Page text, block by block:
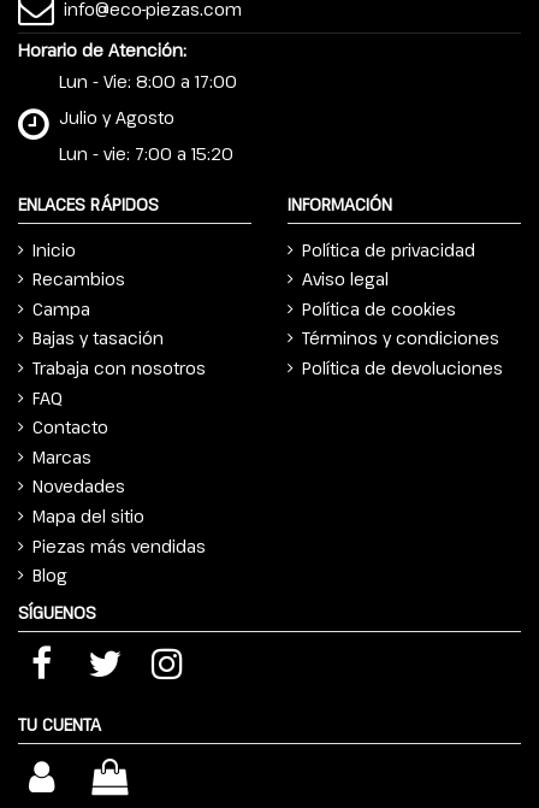
info@eco-piezas.com
Horario de Atención:
Lun - Vie: 8:00 a 17:00
Julio y Agosto
Lun - vie: 7:00 a 15:20
ENLACES RÁPIDOS
Inicio
Recambios
Campa
Bajas y tasación
Trabaja con nosotros
FAQ
Contacto
Marcas
Novedades
Mapa del sitio
Piezas más vendidas
Blog
INFORMACIÓN
Política de privacidad
Aviso legal
Política de cookies
Términos y condiciones
Política de devoluciones
SÍGUENOS
TU CUENTA